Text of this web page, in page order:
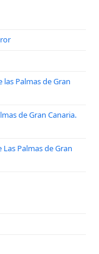
Palmas de Gran
de Gran Canaria.
Palmas de Gran